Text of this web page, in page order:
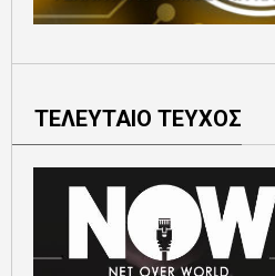
ΤΕΛΕΥΤΑΙΟ ΤΕΥΧΟΣ